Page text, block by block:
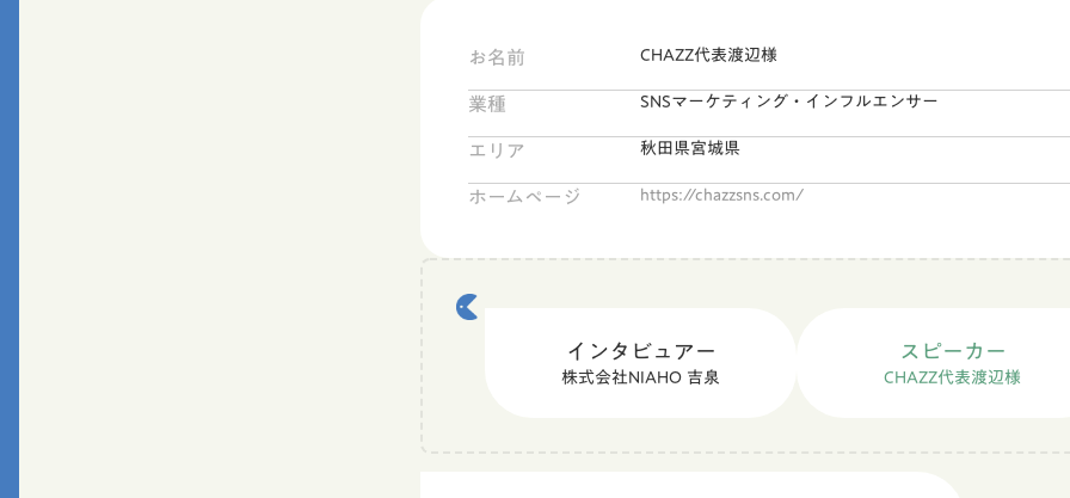
お名前 CHAZZ代表渡辺様
業種 SNSマーケティング・インフルエンサー
エリア 秋田県宮城県
ホームページ https://chazzsns.com/
インタビュアー
株式会社NIAHO 吉泉
スピーカー
CHAZZ代表渡辺様